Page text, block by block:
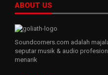
ABOUT US
Soundcorners.com adalah
seputar musik & audio
menarik